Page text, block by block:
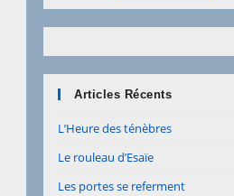
Articles Récents
L’Heure des ténèbres
Le rouleau d’Esaïe
Les portes se referment